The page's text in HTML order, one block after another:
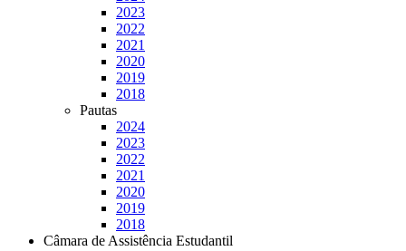
2023
2022
2021
2020
2019
2018
Pautas
2024
2023
2022
2021
2020
2019
2018
Câmara de Assistência Estudantil